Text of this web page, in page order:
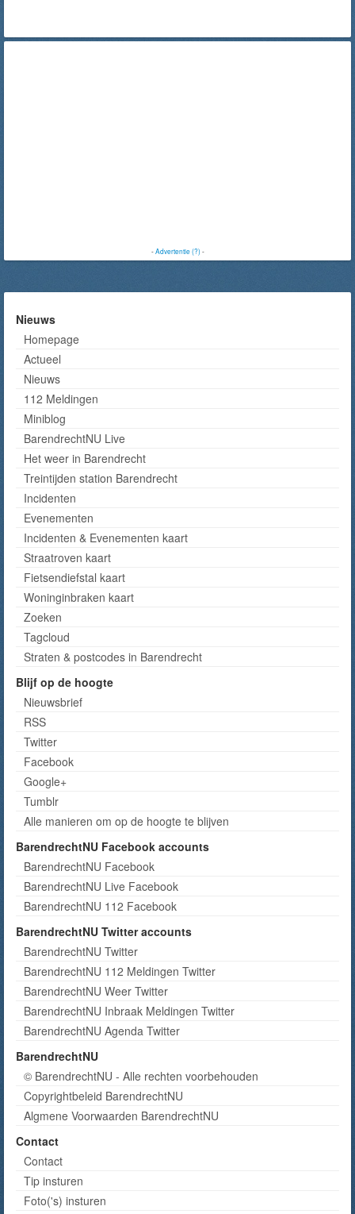
-Advertentie (?)-
Nieuws
Homepage
Actueel
Nieuws
112 Meldingen
Miniblog
BarendrechtNU Live
Het weer in Barendrecht
Treintijden station Barendrecht
Incidenten
Evenementen
Incidenten & Evenementen kaart
Straatroven kaart
Fietsendiefstal kaart
Woninginbraken kaart
Zoeken
Tagcloud
Straten & postcodes in Barendrecht
Blijf op de hoogte
Nieuwsbrief
RSS
Twitter
Facebook
Google+
Tumblr
Alle manieren om op de hoogte te blijven
BarendrechtNU Facebook accounts
BarendrechtNU Facebook
BarendrechtNU Live Facebook
BarendrechtNU 112 Facebook
BarendrechtNU Twitter accounts
BarendrechtNU Twitter
BarendrechtNU 112 Meldingen Twitter
BarendrechtNU Weer Twitter
BarendrechtNU Inbraak Meldingen Twitter
BarendrechtNU Agenda Twitter
BarendrechtNU
© BarendrechtNU - Alle rechten voorbehouden
Copyrightbeleid BarendrechtNU
Algmene Voorwaarden BarendrechtNU
Contact
Contact
Tip insturen
Foto('s) insturen